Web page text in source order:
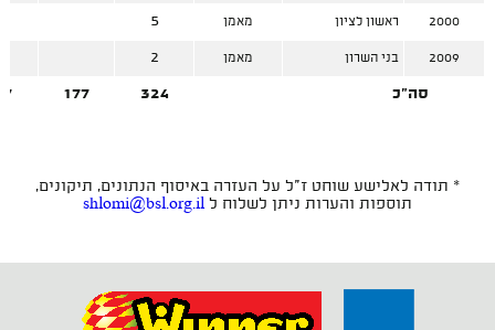
2000 ראשון לציון מאמן 5
2009 בני השרון מאמן 2
סה"כ 324
177
* תודה לאלישע שוחט ז"ל על העזרה באיסוף הנתונים, תיקונים,
תוספות והערות ניתן לשלוח ל shlomi@bsl.org.il